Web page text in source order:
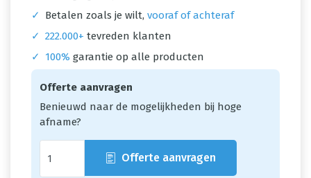
✓
Betalen zoals je wilt, vooraf of achteraf
✓ 222.000+ tevreden klanten
✓
100% garantie op alle producten
Offerte aanvragen
Benieuwd naar de mogelijkheden bij hoge
afname?
Offerte aanvragen